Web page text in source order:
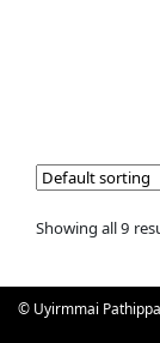
Showing all 9
© Uyirmmai